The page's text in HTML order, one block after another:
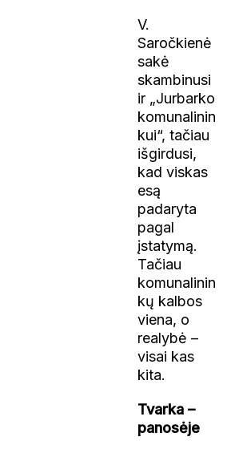
V.
Saročkienė
sakė
skambinusi
ir „Jurbarko
komunalinin
kui“, tačiau
išgirdusi,
kad viskas
esą
padaryta
pagal
įstatymą.
Tačiau
komunalinin
kų kalbos
viena, o
realybė –
visai kas
kita.
Tvarka –
panosėje